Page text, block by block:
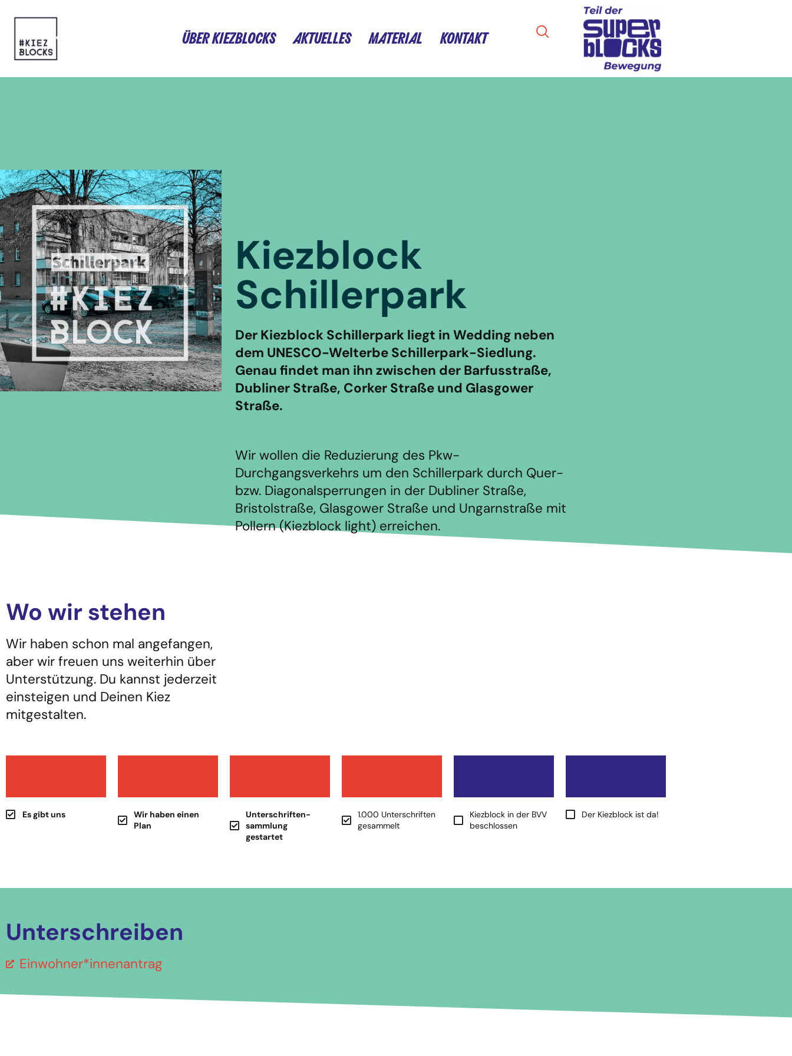
Inhalt
ÜBER KIEZBLOCKS AKTUELLES MATERIAL KONTAKT
Kiezblock
Schillerpark
Der Kiezblock Schillerpark liegt in Wedding neben
dem UNESCO-Welterbe Schillerpark-Siedlung.
Genau findet man ihn zwischen der Barfusstraße,
Dubliner Straße, Corker Straße und Glasgower
Straße.
Wir wollen die Reduzierung des Pkw-
Durchgangsverkehrs um den Schillerpark durch Quer-
bzw. Diagonalsperrungen in der Dubliner Straße,
Bristolstraße, Glasgower Straße und Ungarnstraße mit
Pollern (Kiezblock light) erreichen.
Wo wir stehen
Wir haben schon mal angefangen,
aber wir freuen uns weiterhin über
Unterstützung. Du kannst jederzeit
einsteigen und Deinen Kiez
mitgestalten.
Es gibt uns
Wir haben einen
Plan
Unterschriften-
sammlung
gestartet
1.000 Unterschriften
gesammelt
Kiezblock in der BVV
beschlossen
Der Kiezblock ist da!
Unterschreiben
Einwohner*innenantrag